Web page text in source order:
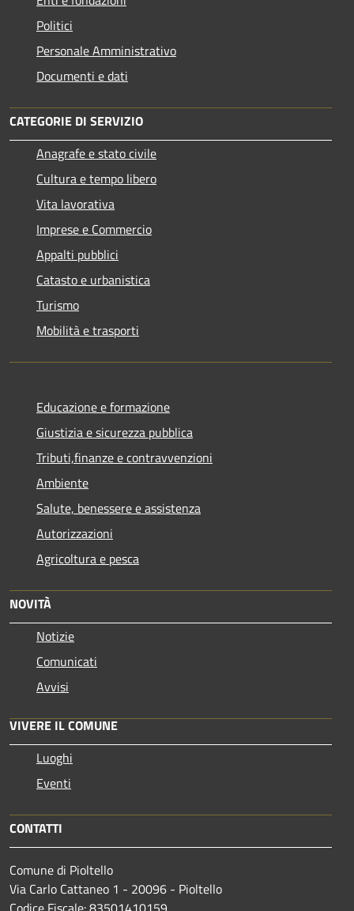
Politici
Personale Amministrativo
Documenti e dati
CATEGORIE DI SERVIZIO
Anagrafe e stato civile
Cultura e tempo libero
Vita lavorativa
Imprese e Commercio
Appalti pubblici
Catasto e urbanistica
Turismo
Mobilità e trasporti
Educazione e formazione
Giustizia e sicurezza pubblica
Tributi,finanze e contravvenzioni
Ambiente
Salute, benessere e assistenza
Autorizzazioni
Agricoltura e pesca
NOVITÀ
Notizie
Comunicati
Avvisi
VIVERE IL COMUNE
Luoghi
Eventi
CONTATTI
Comune di Pioltello
Via Carlo Cattaneo 1 - 20096 - Pioltello